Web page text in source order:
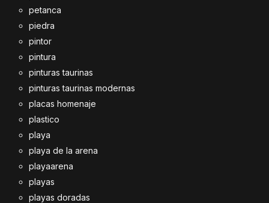
petanca
piedra
pintor
pintura
pinturas taurinas
pinturas taurinas modernas
placas homenaje
plastico
playa
playa de la arena
playaarena
playas
playas doradas